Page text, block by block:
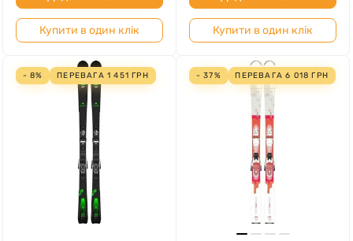
Купити в один клік Купити в один клік
- 8% ПЕРЕВАГА1 451 ГРН - 37% ПЕРЕВАГА6 018 ГРН